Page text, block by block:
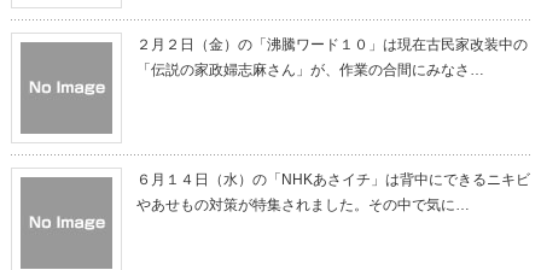
２月２日（金）の「沸騰ワード１０」は現在古民家改装中の
「伝説の家政婦志麻さん」が、作業の合間にみなさ…
６月１４日（水）の「NHKあさイチ」は背中にできるニキビ
やあせもの対策が特集されました。その中で気に…